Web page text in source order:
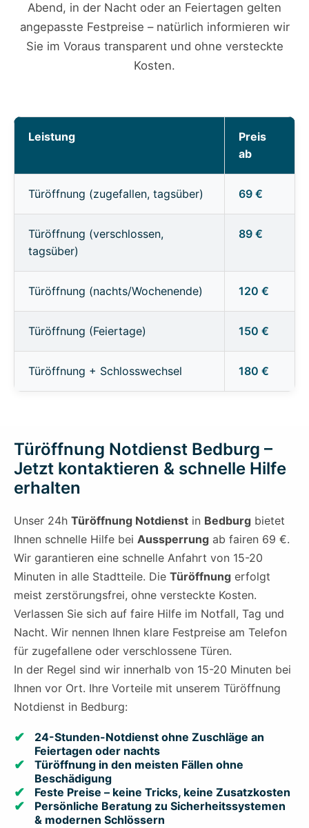
Abend, in der Nacht oder an Feiertagen gelten
angepasste Festpreise – natürlich informieren wir
Sie im Voraus transparent und ohne versteckte
Kosten.
Leistung
Preis
ab
Türöffnung (zugefallen, tagsüber) 69 €
Türöffnung (verschlossen,
tagsüber)
89 €
Türöffnung (nachts/Wochenende) 120 €
Türöffnung (Feiertage) 150 €
Türöffnung + Schlosswechsel 180 €
Türöffnung Notdienst Bedburg –
Jetzt kontaktieren & schnelle Hilfe
erhalten
Unser 24h Türöffnung Notdienst in Bedburg bietet
Ihnen schnelle Hilfe bei Aussperrung ab fairen 69 €.
Wir garantieren eine schnelle Anfahrt von 15-20
Minuten in alle Stadtteile. Die Türöffnung erfolgt
meist zerstörungsfrei, ohne versteckte Kosten.
Verlassen Sie sich auf faire Hilfe im Notfall, Tag und
Nacht. Wir nennen Ihnen klare Festpreise am Telefon
für zugefallene oder verschlossene Türen.
In der Regel sind wir innerhalb von 15-20 Minuten bei
Ihnen vor Ort. Ihre Vorteile mit unserem Türöffnung
Notdienst in Bedburg:
24-Stunden-Notdienst ohne Zuschläge an
Feiertagen oder nachts
Türöffnung in den meisten Fällen ohne
Beschädigung
Feste Preise – keine Tricks, keine Zusatzkosten
Persönliche Beratung zu Sicherheitssystemen
& modernen Schlössern